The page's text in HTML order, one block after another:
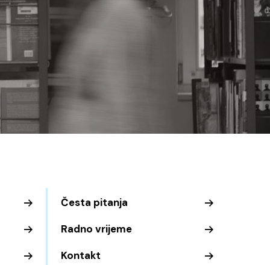
Česta pitanja
Radno vrijeme
Kontakt